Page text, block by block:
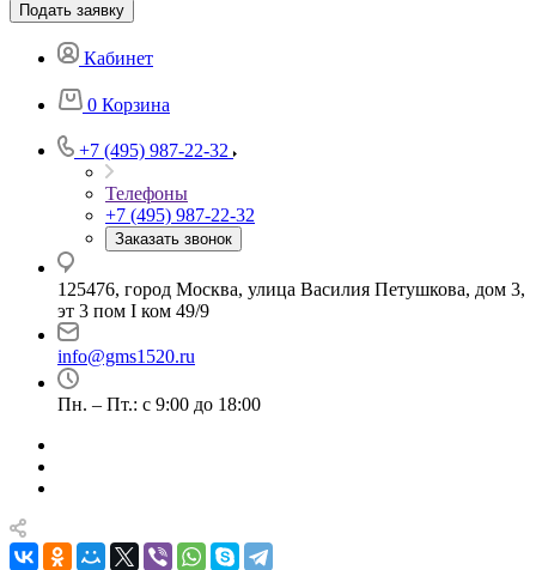
Подать заявку
Кабинет
0 Корзина
+7 (495) 987-22-32
Телефоны
+7 (495) 987-22-32
Заказать звонок
125476, город Москва, улица Василия Петушкова, дом 3,
эт 3 пом I ком 49/9
info@gms1520.ru
Пн. – Пт.: с 9:00 до 18:00